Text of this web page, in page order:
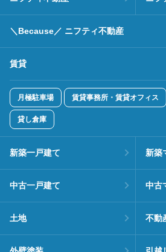
＼Because／ ニフティ不動産
賃貸
月極駐車場 賃貸事務所・賃貸オフィス
貸し倉庫
新築一戸建て 新築
中古一戸建て 中古
土地 不動